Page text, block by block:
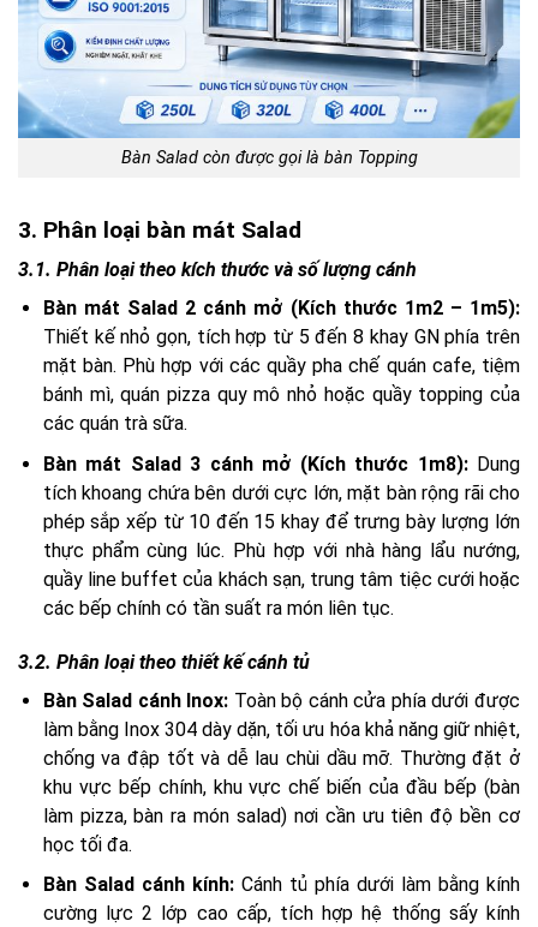
Bàn Salad còn được gọi là bàn Topping
3. Phân loại bàn mát Salad
3.1. Phân loại theo kích thước và số lượng cánh
Bàn mát Salad 2 cánh mở (Kích thước 1m2 – 1m5):
Thiết kế nhỏ gọn, tích hợp từ 5 đến 8 khay GN phía trên
mặt bàn. Phù hợp với các quầy pha chế quán cafe, tiệm
bánh mì, quán pizza quy mô nhỏ hoặc quầy topping của
các quán trà sữa.
Bàn mát Salad 3 cánh mở (Kích thước 1m8): Dung
tích khoang chứa bên dưới cực lớn, mặt bàn rộng rãi cho
phép sắp xếp từ 10 đến 15 khay để trưng bày lượng lớn
thực phẩm cùng lúc. Phù hợp với nhà hàng lẩu nướng,
quầy line buffet của khách sạn, trung tâm tiệc cưới hoặc
các bếp chính có tần suất ra món liên tục.
3.2. Phân loại theo thiết kế cánh tủ
Bàn Salad cánh Inox: Toàn bộ cánh cửa phía dưới được
làm bằng Inox 304 dày dặn, tối ưu hóa khả năng giữ nhiệt,
chống va đập tốt và dễ lau chùi dầu mỡ. Thường đặt ở
khu vực bếp chính, khu vực chế biến của đầu bếp (bàn
làm pizza, bàn ra món salad) nơi cần ưu tiên độ bền cơ
học tối đa.
Bàn Salad cánh kính:Cánh tủ phía dưới làm bằng kính
cường lực 2 lớp cao cấp, tích hợp hệ thống sấy kính